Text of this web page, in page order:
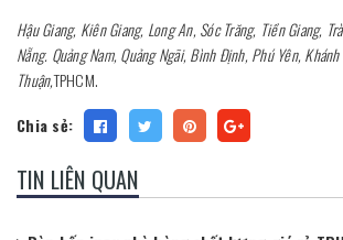
Hậu Giang, Kiên Giang, Long An, Sóc Trăng, Tiền Giang,
Nẵng. Quảng Nam, Quảng Ngãi, Bình Định, Phú Yên,
Thuận,TPHCM.
Chia sẻ:
TIN LIÊN QUAN